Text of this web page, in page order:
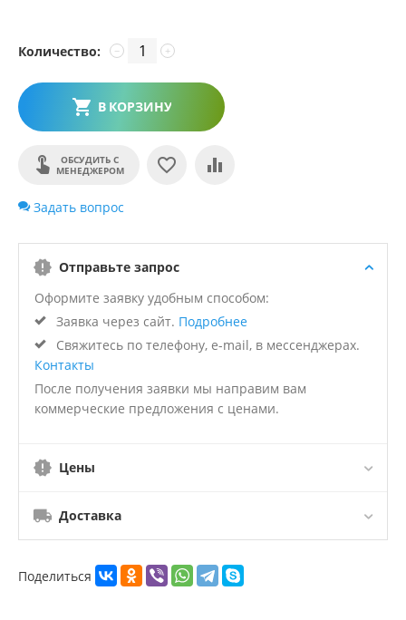
Количество: +
−
В КОРЗИНУ
ОБСУДИТЬ С
МЕНЕДЖЕРОМ
Задать вопрос
Отправьте запрос
Оформите заявку удобным способом:
Заявка через сайт. Подробнее
Свяжитесь по телефону, e-mail, в мессенджерах.
Контакты
После получения заявки мы направим вам
коммерческие предложения с ценами.
Цены
Доставка
Поделиться